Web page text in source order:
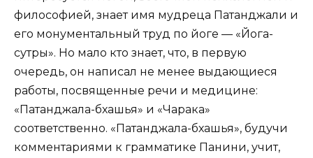
философией, знает имя мудреца Патанджали и
его монументальный труд по йоге — «Йога-
сутры». Но мало кто знает, что, в первую
очередь, он написал не менее выдающиеся
работы, посвященные речи и медицине:
«Патанджала-бхашья» и «Чарака»
соответственно. «Патанджала-бхашья», будучи
комментариями к грамматике Панини, учит,